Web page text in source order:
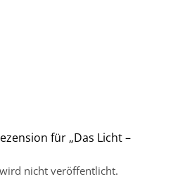
für „Das Licht –
nicht veröffentlicht.